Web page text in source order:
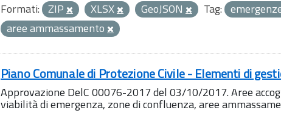
Formati: ZIP XLSX GeoJSON Tag:
aree ammassamento
Piano Comunale di Protezione Civile - Elementi di
Approvazione DelC 00076-2017 del 03/10/2017. Aree
viabilità di emergenza, zone di confluenza, aree